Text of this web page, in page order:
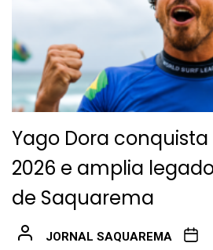
Yago Dora conquista
2026 e amplia
de Saquarema
JORNAL SAQUAREMA